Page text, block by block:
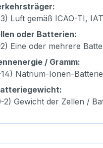
Luft gemäß ICAO-TI,
oder Batterien:
Eine oder mehrere
/ Gramm:
Natrium-Ionen-
2) Gewicht der Zellen /